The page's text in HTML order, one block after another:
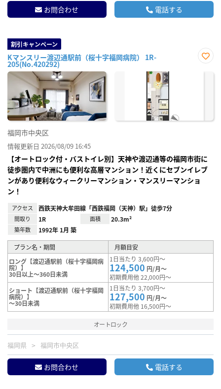
お問合わせ 電話する
割引キャンペーン
Kマンスリー渡辺通駅前（桜十字福岡病院） 1R-
205(No.420292)
に入
福岡市中央区
情報更新日 2026/08/09 16:45
【オートロック付・バストイレ別】天神や渡辺通等の福岡市街に
徒歩圏内で中洲にも便利な高層マンション！近くにセブンイレブ
ンがあり便利なウィークリーマンション・マンスリーマンショ
ン！
アクセス 西鉄天神大牟田線「西鉄福岡（天神）駅」徒歩7分
間取り 1R 面積 20.3m²
築年数 1992年 1月 築
プラン名・期間
月額目安
ロング【渡辺通駅前（桜十字福岡病
院）】
30日以上～360日未満
1日当たり 3,600円～
124,500 円/月～
初期費用他 22,000円～
ショート【渡辺通駅前（桜十字福岡
病院）】
～30日未満
1日当たり 3,700円～
127,500 円/月～
初期費用他 16,500円～
オートロック
福岡県 福岡市中央区
お問合わせ 電話する